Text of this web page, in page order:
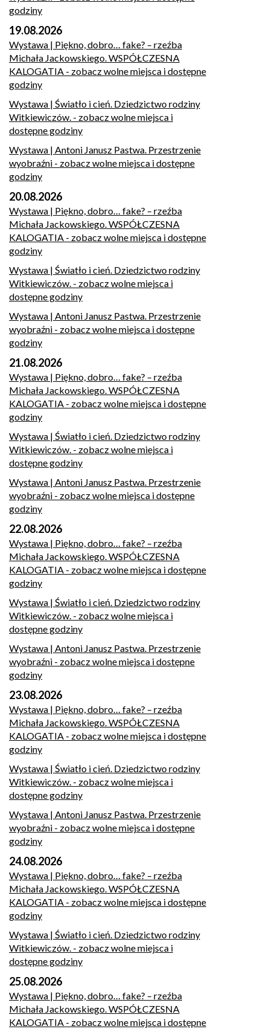
godziny
19.08.2026
Wystawa | Piękno, dobro… fake? – rzeźba
Michała Jackowskiego. WSPÓŁCZESNA
KALOGATIA - zobacz wolne miejsca i dostępne
godziny
Wystawa | Światło i cień. Dziedzictwo rodziny
Witkiewiczów. - zobacz wolne miejsca i
dostępne godziny
Wystawa | Antoni Janusz Pastwa. Przestrzenie
wyobraźni - zobacz wolne miejsca i dostępne
godziny
20.08.2026
Wystawa | Piękno, dobro… fake? – rzeźba
Michała Jackowskiego. WSPÓŁCZESNA
KALOGATIA - zobacz wolne miejsca i dostępne
godziny
Wystawa | Światło i cień. Dziedzictwo rodziny
Witkiewiczów. - zobacz wolne miejsca i
dostępne godziny
Wystawa | Antoni Janusz Pastwa. Przestrzenie
wyobraźni - zobacz wolne miejsca i dostępne
godziny
21.08.2026
Wystawa | Piękno, dobro… fake? – rzeźba
Michała Jackowskiego. WSPÓŁCZESNA
KALOGATIA - zobacz wolne miejsca i dostępne
godziny
Wystawa | Światło i cień. Dziedzictwo rodziny
Witkiewiczów. - zobacz wolne miejsca i
dostępne godziny
Wystawa | Antoni Janusz Pastwa. Przestrzenie
wyobraźni - zobacz wolne miejsca i dostępne
godziny
22.08.2026
Wystawa | Piękno, dobro… fake? – rzeźba
Michała Jackowskiego. WSPÓŁCZESNA
KALOGATIA - zobacz wolne miejsca i dostępne
godziny
Wystawa | Światło i cień. Dziedzictwo rodziny
Witkiewiczów. - zobacz wolne miejsca i
dostępne godziny
Wystawa | Antoni Janusz Pastwa. Przestrzenie
wyobraźni - zobacz wolne miejsca i dostępne
godziny
23.08.2026
Wystawa | Piękno, dobro… fake? – rzeźba
Michała Jackowskiego. WSPÓŁCZESNA
KALOGATIA - zobacz wolne miejsca i dostępne
godziny
Wystawa | Światło i cień. Dziedzictwo rodziny
Witkiewiczów. - zobacz wolne miejsca i
dostępne godziny
Wystawa | Antoni Janusz Pastwa. Przestrzenie
wyobraźni - zobacz wolne miejsca i dostępne
godziny
24.08.2026
Wystawa | Piękno, dobro… fake? – rzeźba
Michała Jackowskiego. WSPÓŁCZESNA
KALOGATIA - zobacz wolne miejsca i dostępne
godziny
Wystawa | Światło i cień. Dziedzictwo rodziny
Witkiewiczów. - zobacz wolne miejsca i
dostępne godziny
25.08.2026
Wystawa | Piękno, dobro… fake? – rzeźba
Michała Jackowskiego. WSPÓŁCZESNA
KALOGATIA - zobacz wolne miejsca i dostępne